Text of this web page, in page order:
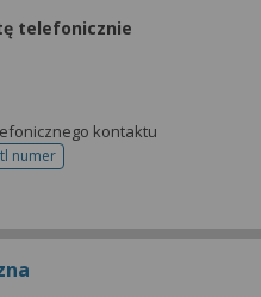
telefonicznie
kontaktu
numer
telefonu do rejestracji